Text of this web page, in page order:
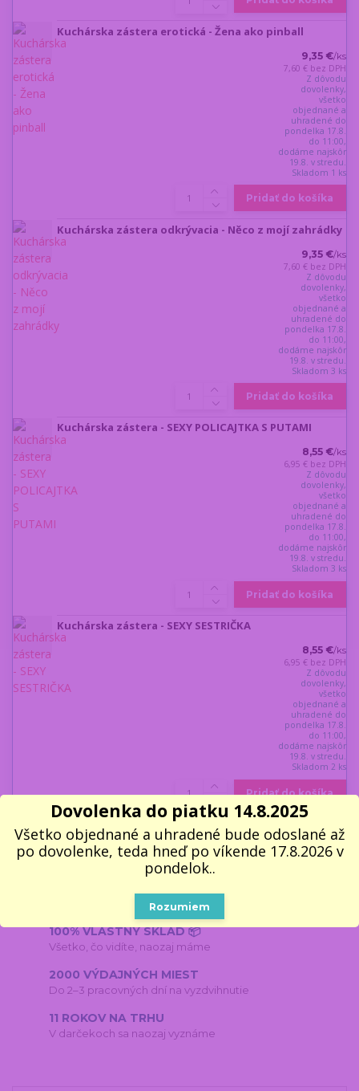
Kuchárska zástera erotická - Žena ako pinball
9,35 €/ks
7,60 € bez DPH
Z dôvodu
dovolenky,
všetko
objednané a
uhradené do
pondelka 17.8.
do 11:00,
dodáme najskôr
19.8. v stredu.
Skladom 1 ks
Pridať do košíka
Kuchárska zástera odkrývacia - Něco z mojí zahrádky
9,35 €/ks
7,60 € bez DPH
Z dôvodu
dovolenky,
všetko
objednané a
uhradené do
pondelka 17.8.
do 11:00,
dodáme najskôr
19.8. v stredu.
Skladom 3 ks
Pridať do košíka
Kuchárska zástera - SEXY POLICAJTKA S PUTAMI
8,55 €/ks
6,95 € bez DPH
Z dôvodu
dovolenky,
všetko
objednané a
uhradené do
pondelka 17.8.
do 11:00,
dodáme najskôr
19.8. v stredu.
Skladom 3 ks
Pridať do košíka
Kuchárska zástera - SEXY SESTRIČKA
8,55 €/ks
6,95 € bez DPH
Z dôvodu
dovolenky,
všetko
objednané a
uhradené do
pondelka 17.8.
do 11:00,
dodáme najskôr
19.8. v stredu.
Skladom 2 ks
Pridať do košíka
RÝCHLA EXPEDÍCIA⚡
100% VLASTNÝ SKLAD 📦
Všetko, čo vidíte, naozaj máme
2000 VÝDAJNÝCH MIEST
Do 2–3 pracovných dní na vyzdvihnutie
11 ROKOV NA TRHU
V darčekoch sa naozaj vyznáme
Dovolenka do piatku 14.8.2025
Všetko objednané a uhradené bude odoslané až
po dovolenke, teda hneď po víkende 17.8.2026 v
pondelok..
Rozumiem